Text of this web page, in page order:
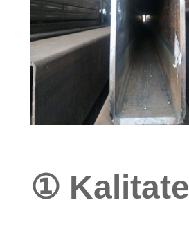
① Kalitate